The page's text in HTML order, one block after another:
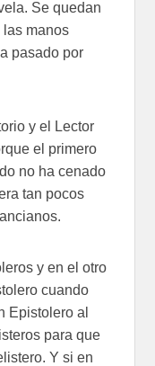
Se quedan
las manos
pasado por
y el Lector
el primero
no ha cenado
tan pocos
y en el otro
cuando
Epistolero al
para que
Y si en